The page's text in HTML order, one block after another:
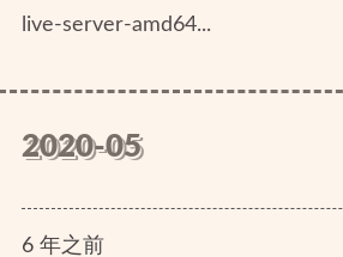
live-server-amd64...
2020-05
6年之前